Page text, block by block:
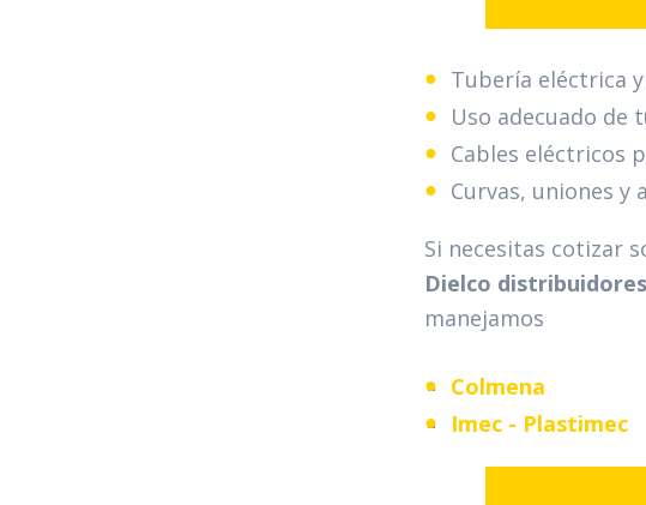
Tubería eléctrica
Uso adecuado de
Cables eléctricos
Curvas, uniones y
Si necesitas cotizar
Dielco
manejamos
Colmena
Imec - Plastimec